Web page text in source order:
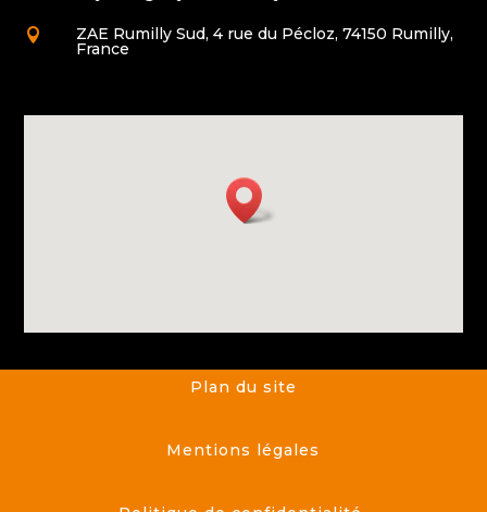
 ZAE Rumilly Sud, 4 rue du Pécloz, 74150 Rumilly,
France
Plan du site
Mentions légales